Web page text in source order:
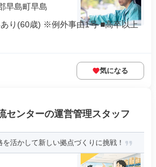
早島町早島
り(60歳) ※例外事由1号 ■高卒以上
気になる
センターの運営管理スタッフ
活かして新しい拠点づくりに挑戦！